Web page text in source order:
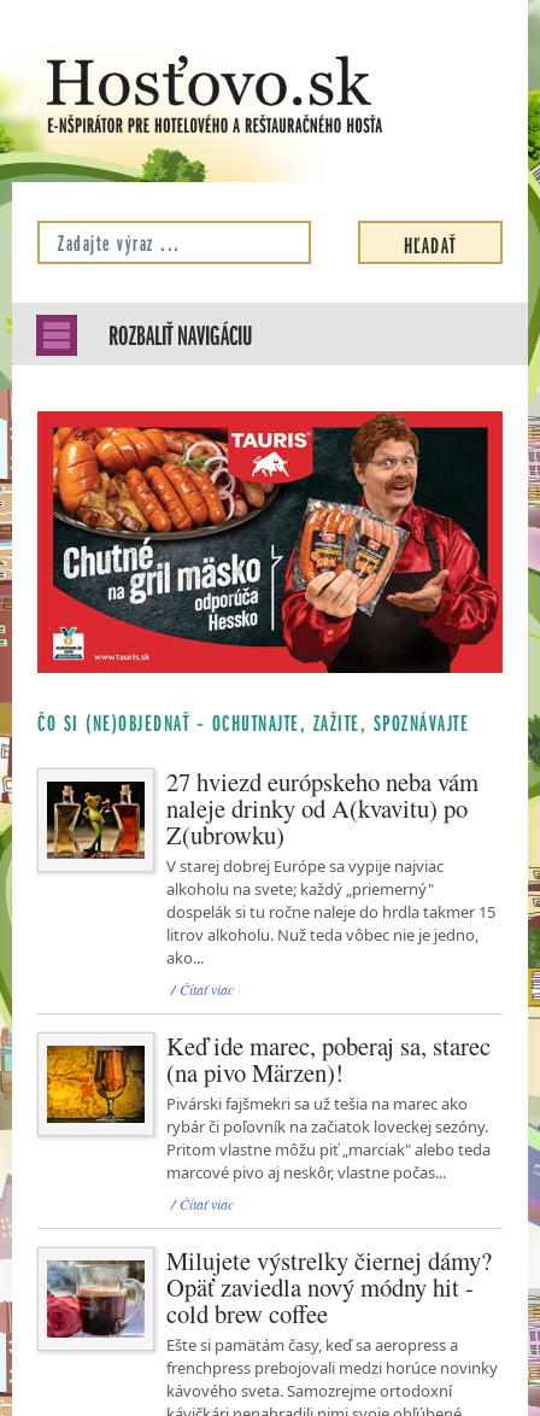
ROZBALIŤ NAVIGÁCIU
ČO SI (NE)OBJEDNAŤ – OCHUTNAJTE, ZAŽITE, SPOZNÁVAJTE
27 hviezd európskeho neba vám
naleje drinky od A(kvavitu) po
Z(ubrowku)
V starej dobrej Európe sa vypije najviac
alkoholu na svete; každý „priemerný"
dospelák si tu ročne naleje do hrdla takmer 15
litrov alkoholu. Nuž teda vôbec nie je jedno,
ako...
/Čítať viac
Keď ide marec, poberaj sa, starec
(na pivo Märzen)!
Pivárski fajšmekri sa už tešia na marec ako
rybár či poľovník na začiatok loveckej sezóny.
Pritom vlastne môžu piť „marciak" alebo teda
marcové pivo aj neskôr, vlastne počas...
/Čítať viac
Milujete výstrelky čiernej dámy?
Opäť zaviedla nový módny hit -
cold brew coffee
Ešte si pamätám časy, keď sa aeropress a
frenchpress prebojovali medzi horúce novinky
kávového sveta. Samozrejme ortodoxní